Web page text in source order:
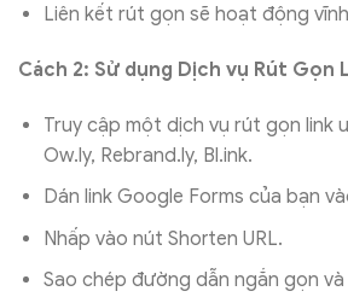
Liên kết rút gọn sẽ hoạt động
Cách 2: Sử dụng Dịch vụ Rút
Truy cập một dịch vụ rút gọn link
Ow.ly, Rebrand.ly, Bl.ink.
Dán link Google Forms của bạn
Nhấp vào nút Shorten URL.
Sao chép đường dẫn ngắn gọn